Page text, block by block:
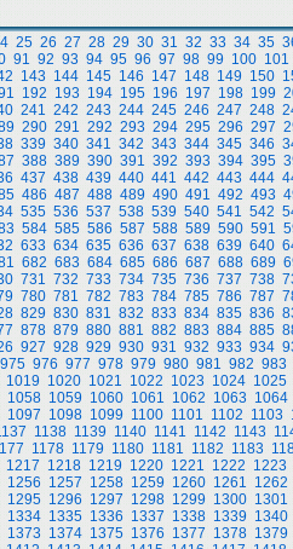
25 26 27 28 29 30 31 32 33 34 35
91 92 93 94 95 96 97 98 99 100 101
143 144 145 146 147 148 149 150
192 193 194 195 196 197 198 199
241 242 243 244 245 246 247 248
290 291 292 293 294 295 296 297
339 340 341 342 343 344 345 346
388 389 390 391 392 393 394 395
437 438 439 440 441 442 443 444
486 487 488 489 490 491 492 493
535 536 537 538 539 540 541 542
584 585 586 587 588 589 590 591
633 634 635 636 637 638 639 640
682 683 684 685 686 687 688 689
731 732 733 734 735 736 737 738
780 781 782 783 784 785 786 787
829 830 831 832 833 834 835 836
878 879 880 881 882 883 884 885
927 928 929 930 931 932 933 934
975 976 977 978 979 980 981 982 983
1019 1020 1021 1022 1023 1024 1025
1058 1059 1060 1061 1062 1063 1064
1097 1098 1099 1100 1101 1102 1103
1138 1139 1140 1141 1142 1143
1178 1179 1180 1181 1182 1183
1217 1218 1219 1220 1221 1222 1223
1256 1257 1258 1259 1260 1261 1262
1295 1296 1297 1298 1299 1300 1301
1334 1335 1336 1337 1338 1339 1340
1373 1374 1375 1376 1377 1378 1379